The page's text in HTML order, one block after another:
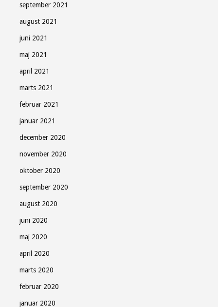
september 2021
august 2021
juni 2021
maj 2021
april 2021
marts 2021
februar 2021
januar 2021
december 2020
november 2020
oktober 2020
september 2020
august 2020
juni 2020
maj 2020
april 2020
marts 2020
februar 2020
januar 2020